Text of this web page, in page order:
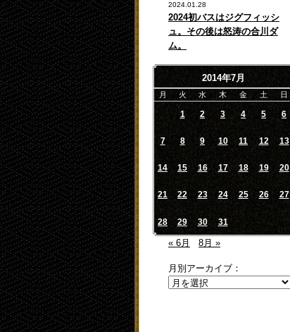
2024.01.28
2024初バスはジグフィッシ
ュ。その後は怒涛の合川ダ
ム。
2014年7月
月 火 水 木 金 土 日
1 2 3 4 5 6
7 8 9 10 11 12 13
14 15 16 17 18 19 20
21 22 23 24 25 26 27
28 29 30 31
« 6月 8月 »
月別アーカイブ：